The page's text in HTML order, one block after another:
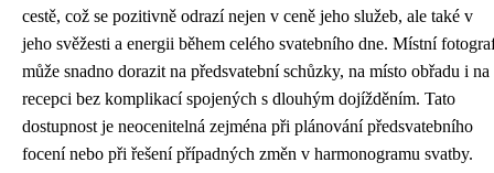
cestě, což se pozitivně odrazí nejen v ceně jeho služeb, ale také v
jeho svěžesti a energii během celého svatebního dne. Místní
může snadno dorazit na předsvatební schůzky, na místo obřadu i na
recepci bez komplikací spojených s dlouhým dojížděním. Tato
dostupnost je neocenitelná zejména při plánování předsvatebního
focení nebo při řešení případných změn v harmonogramu svatby.